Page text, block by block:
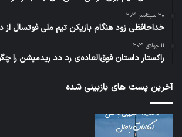
30 سپتامبر 2021
خداحافظی زود هنگام بازیکن تیم ملی فوتسال از
11 جولای 2021
راکستار داستان فوق‌العاده‌ی رد دد ریدمپشن را
آخرین پست های بازبینی شده